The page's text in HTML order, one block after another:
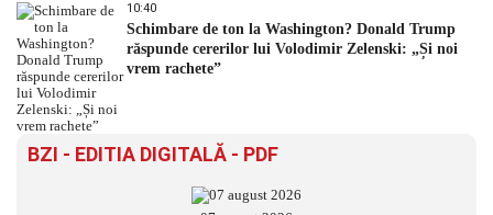
10:40
Schimbare de ton la Washington? Donald Trump
răspunde cererilor lui Volodimir Zelenski: „Și noi
vrem rachete”
BZI - EDITIA DIGITALĂ - PDF